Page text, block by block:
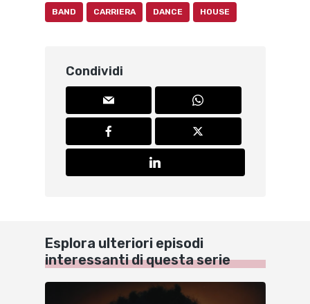
BAND CARRIERA DANCE HOUSE
Condividi
Esplora ulteriori episodi
interessanti di questa serie